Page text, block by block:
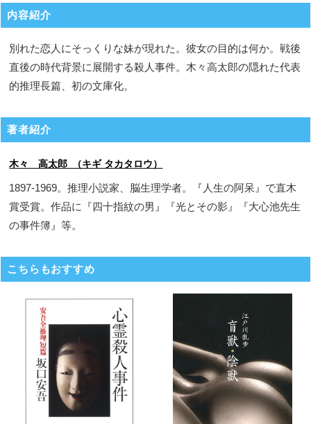
内容紹介
別れた恋人にそっくりな妹が現れた。彼女の目的は何か。戦後
直後の時代背景に展開する殺人事件。木々高太郎の隠れた代表
的推理長篇、初の文庫化。
著者紹介
木々 高太郎 （キギ タカタロウ）
1897-1969。推理小説家、脳生理学者。『人生の阿呆』で直木
賞受賞。作品に『四十指紋の男』『光とその影』『大心池先生
の事件簿』等。
こちらもおすすめ